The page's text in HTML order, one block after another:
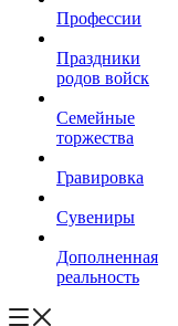
Профессии
Праздники
родов войск
Семейные
торжества
Гравировка
Сувениры
Дополненная
реальность